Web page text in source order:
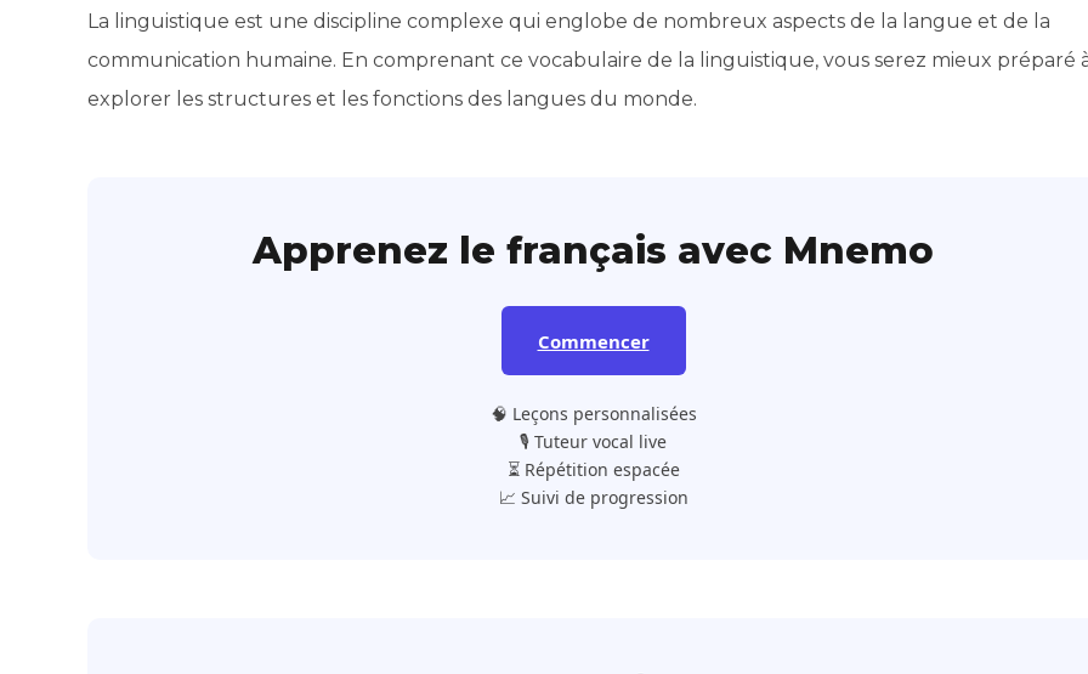
La linguistique est une discipline complexe qui englobe de nombreux aspects de la langue et de la
communication humaine. En comprenant ce vocabulaire de la linguistique, vous serez mieux préparé
explorer les structures et les fonctions des langues du monde.
Apprenez le français avec Mnemo
Commencer
🧠 Leçons personnalisées
🎙️ Tuteur vocal live
⏳ Répétition espacée
📈 Suivi de progression